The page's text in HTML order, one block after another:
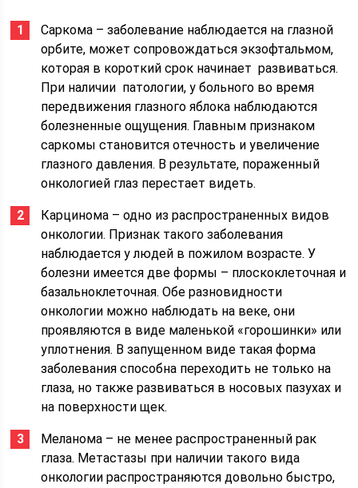
Саркома – заболевание наблюдается на глазной
орбите, может сопровождаться экзофтальмом,
которая в короткий срок начинает развиваться.
При наличии патологии, у больного во время
передвижения глазного яблока наблюдаются
болезненные ощущения. Главным признаком
саркомы становится отечность и увеличение
глазного давления. В результате, пораженный
онкологией глаз перестает видеть.
Карцинома – одно из распространенных видов
онкологии. Признак такого заболевания
наблюдается у людей в пожилом возрасте. У
болезни имеется две формы – плоскоклеточная и
базальноклеточная. Обе разновидности
онкологии можно наблюдать на веке, они
проявляются в виде маленькой «горошинки» или
уплотнения. В запущенном виде такая форма
заболевания способна переходить не только на
глаза, но также развиваться в носовых пазухах и
на поверхности щек.
Меланома – не менее распространенный рак
глаза. Метастазы при наличии такого вида
онкологии распространяются довольно быстро,